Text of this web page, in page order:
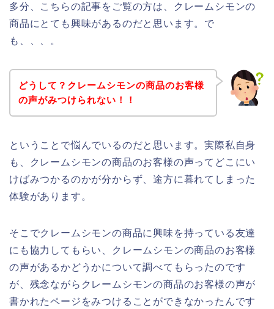
多分、こちらの記事をご覧の方は、クレームシモンの
商品にとても興味があるのだと思います。で
も、、、。
どうして？クレームシモンの商品のお客様
の声がみつけられない！！
ということで悩んでいるのだと思います。実際私自身
も、クレームシモンの商品のお客様の声ってどこにい
けばみつかるのかが分からず、途方に暮れてしまった
体験があります。
そこでクレームシモンの商品に興味を持っている友達
にも協力してもらい、クレームシモンの商品のお客様
の声があるかどうかについて調べてもらったのです
が、残念ながらクレームシモンの商品のお客様の声が
書かれたページをみつけることができなかったんです